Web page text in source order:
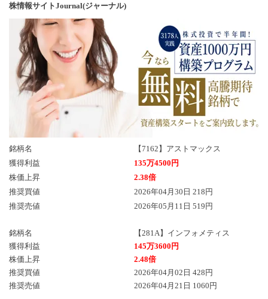
株情報サイトJournal(ジャーナル)
銘柄名
【7162】アストマックス
獲得利益
135万4500円
株価上昇
2.38倍
推奨買値
2026年04月30日 218円
推奨売値
2026年05月11日 519円
銘柄名
【281A】インフォメティス
獲得利益
145万3600円
株価上昇
2.48倍
推奨買値
2026年04月02日 428円
推奨売値
2026年04月21日 1060円